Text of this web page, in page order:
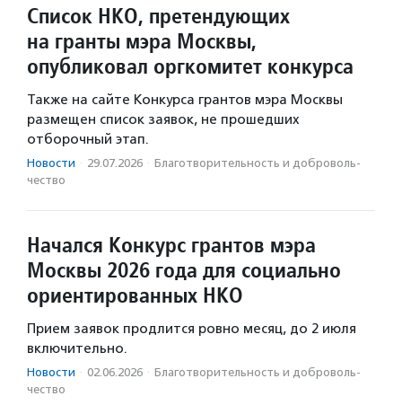
Список НКО, претендующих
на гранты мэра Москвы,
опубликовал оргкомитет конкурса
Также на сайте Конкурса грантов мэра Москвы
размещен список заявок, не прошедших
отборочный этап.
Новости · 29.07.2026 · Благотвори­тель­ность и доброволь­
чест­во
Начался Конкурс грантов мэра
Москвы 2026 года для социально
ориентированных НКО
Прием заявок продлится ровно месяц, до 2 июля
включительно.
Новости · 02.06.2026 · Благотвори­тель­ность и доброволь­
чест­во